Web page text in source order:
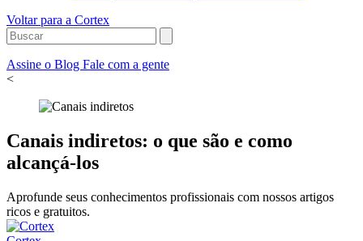
Voltar para a Cortex
Assine o Blog Fale com a gente
<
Canais indiretos: o que são e como
alcançá-los
Aprofunde seus conhecimentos profissionais com nossos artigos
ricos e gratuitos.